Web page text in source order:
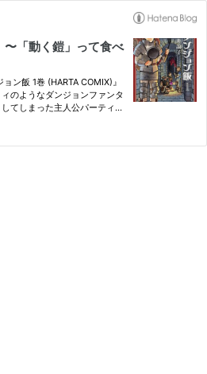
「動く鎧」って食べ
ン飯 1巻 (HARTA COMIX)』
のようなダンジョンファンタ
てしまった主人公パーティ
ィに、魔物料理を研究して１